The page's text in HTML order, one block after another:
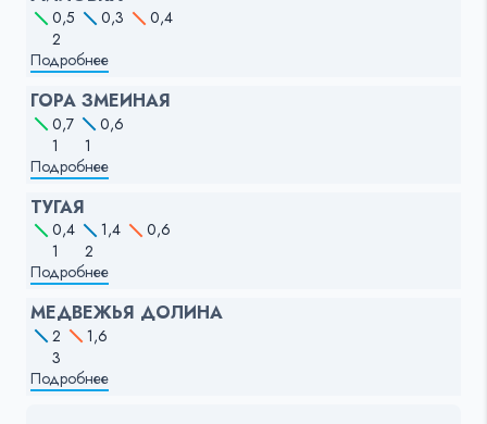
0,5 0,3
0,4
2
Подробнее
ГОРА ЗМЕИНАЯ
0,7
0,6
1
1
Подробнее
ТУГАЯ
0,4 1,4
0,6
1
2
Подробнее
МЕДВЕЖЬЯ ДОЛИНА
2
1,6
3
Подробнее